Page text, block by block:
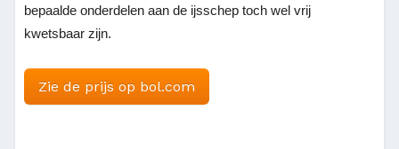
bepaalde onderdelen aan de ijsschep toch wel vrij
kwetsbaar zijn.
Zie de prijs op bol.com